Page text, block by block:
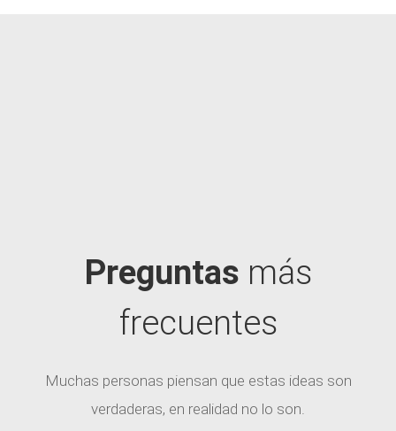
Preguntas más
frecuentes
Muchas personas piensan que estas ideas son
verdaderas, en realidad no lo son.